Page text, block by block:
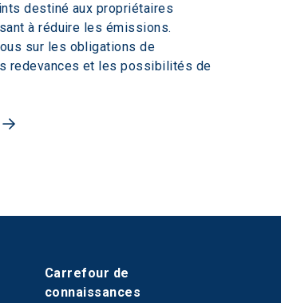
destiné aux propriétaires
à réduire les émissions.
sur les obligations de
redevances et les possibilités de
Carrefour de
connaissances